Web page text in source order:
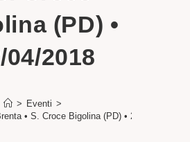
(PD) •
04/2018
> Eventi >
• S. Croce Bigolina (PD) • 22/04/2018